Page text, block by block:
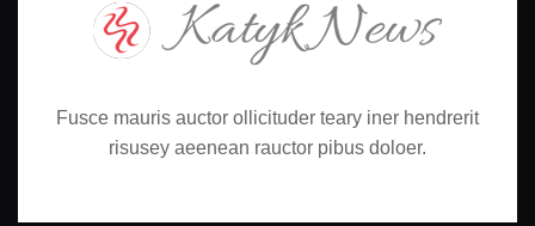
Fusce mauris auctor ollicituder teary iner hendrerit
risusey aeenean rauctor pibus doloer.